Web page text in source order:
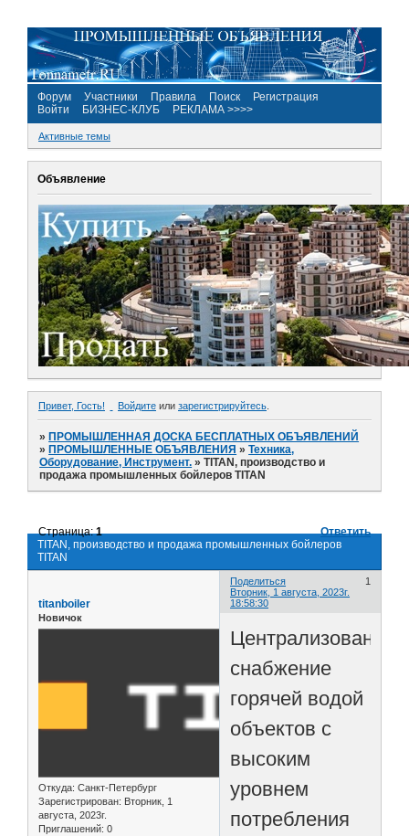
Форум Участники Правила Поиск
Регистрация
Войти
БИЗНЕС-КЛУБ РЕКЛАМА >>>>
Активные темы
Объявление
Привет, Гость! Войдите или зарегистрируйтесь
»ПРОМЫШЛЕННАЯ ДОСКА БЕСПЛАТНЫХ ОБЪЯВЛЕНИЙ
»ПРОМЫШЛЕННЫЕ ОБЪЯВЛЕНИЯ »Техника,
Оборудование, Инструмент. »TITAN, производство и
продажа промышленных бойлеров TITAN
TITAN, производство и продажа промышленных бойлеров
TITAN
Страница:1 Ответить
Поделиться
1
Вторник, 1 августа, 2023г.
18:58:30
titanboiler
Новичок
Откуда: Санкт-Петербург
Зарегистрирован: Вторник, 1
августа, 2023г.
Приглашений: 0
Централизованное
снабжение
горячей водой
объектов с
высоким
уровнем
потребления